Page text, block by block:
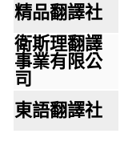
精品翻譯社
衛斯理翻譯
事業有限公
司
東語翻譯社